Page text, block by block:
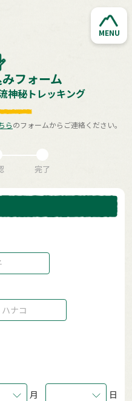
MENU
フォーム
神秘トレッキング
らのフォームからご連絡ください。
完了
月 日